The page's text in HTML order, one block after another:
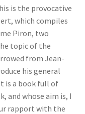
is the provocative
which compiles
Piron, two
topic of the
from Jean-
his general
is a book full of
and whose aim is, I
rapport with the